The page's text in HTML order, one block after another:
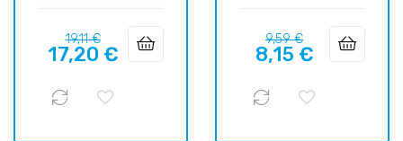
Prix
habituel
19,11 €Prix
17,20 €
Prix
habituel
9,59 €Prix
8,15 €